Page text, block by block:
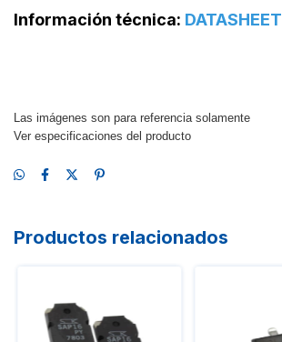
Información técnica: DATASHEET
Las imágenes son para referencia solamente
Ver especificaciones del producto
Productos relacionados